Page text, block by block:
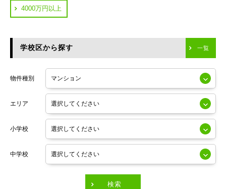
川崎市川崎区
川崎市中原区
川崎市高津区
JR中央・総武線
東京メトロ日比谷線
小田急線
東京メトロ半蔵門線
東京メトロ副都心線
東京メトロ有楽町線
4000万円以上
学校区から探す 一覧
物件種別
エリア
小学校
中学校
検索